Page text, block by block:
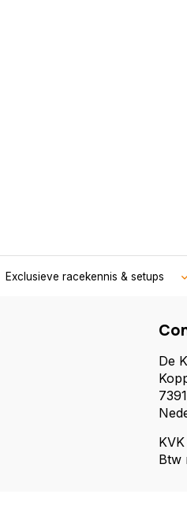
Exclusieve racekennis & setups
De
Btw